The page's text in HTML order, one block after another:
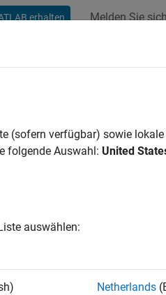
erhalten Melden Sie
How
(sofern verfügbar) sowie
folgende Auswahl: United
auswählen:
Netherlands